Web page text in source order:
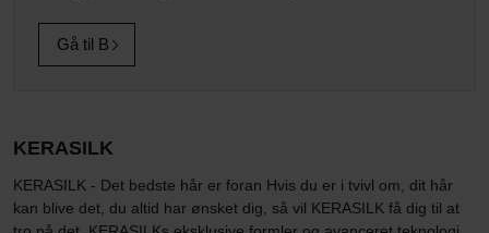
Gå til B
KERASILK
KERASILK - Det bedste hår er foran Hvis du er i tvivl om, dit hår
kan blive det, du altid har ønsket dig, så vil KERASILK få dig til at